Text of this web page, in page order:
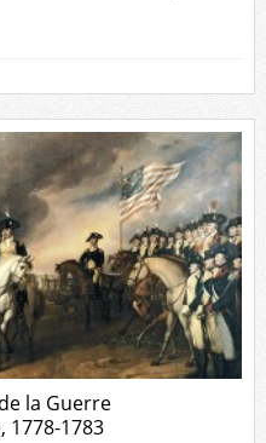
la Guerre
1778-1783